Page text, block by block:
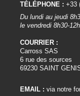
TÉLÉPHONE : +33
Du lundi au jeudi
le vendredi 8h30-
COURRIER :
Carross SAS
6 rue des sources
69230 SAINT
EMAIL : via notre